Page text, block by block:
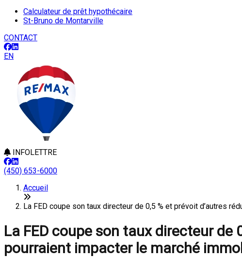
Calculateur de prêt hypothécaire
St-Bruno de Montarville
CONTACT
EN
INFOLETTRE
(450) 653-6000
Accueil
La FED coupe son taux directeur de 0,5 % et prévoit d’autres
La FED coupe son taux directeur de
pourraient impacter le marché